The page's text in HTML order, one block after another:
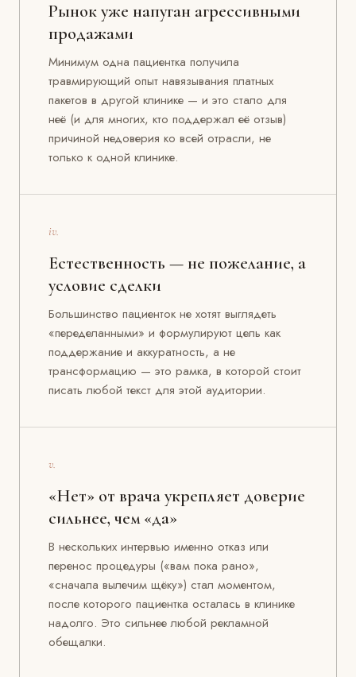
Рынок уже напуган агрессивными
продажами
Минимум одна пациентка получила
травмирующий опыт навязывания платных
пакетов в другой клинике — и это стало для
неё (и для многих, кто поддержал её отзыв)
причиной недоверия ко всей отрасли, не
только к одной клинике.
iv.
Естественность — не пожелание, а
условие сделки
Большинство пациенток не хотят выглядеть
«переделанными» и формулируют цель как
поддержание и аккуратность, а не
трансформацию — это рамка, в которой стоит
писать любой текст для этой аудитории.
v.
«Нет» от врача укрепляет доверие
сильнее, чем «да»
В нескольких интервью именно отказ или
перенос процедуры («вам пока рано»,
«сначала вылечим щёку») стал моментом,
после которого пациентка осталась в клинике
надолго. Это сильнее любой рекламной
обещалки.